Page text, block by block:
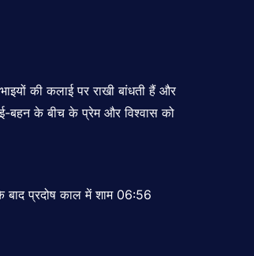
की कलाई पर राखी बांधती हैं और
बहन के बीच के प्रेम और विश्वास को
प्रदोष काल में शाम 06:56